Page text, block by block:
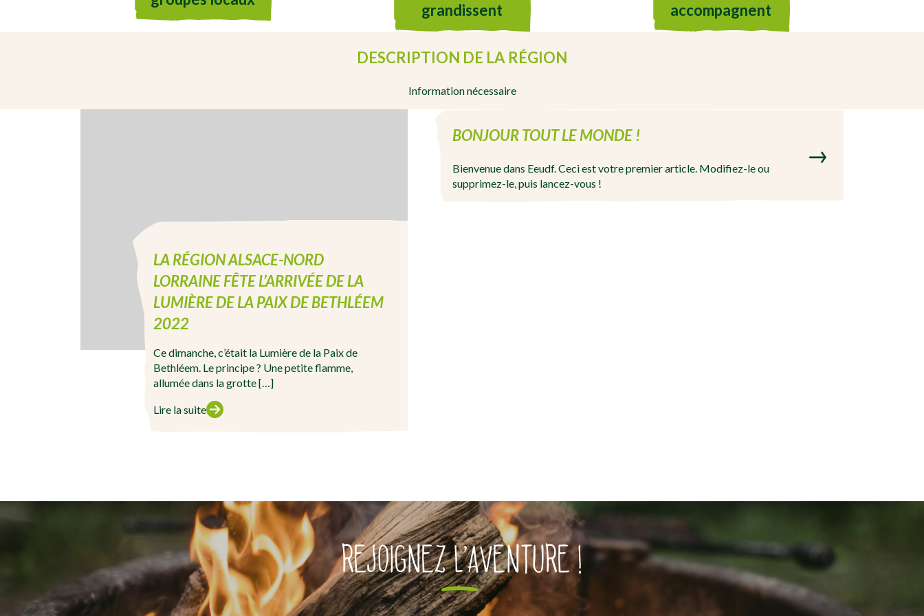
grandissent
accompagnent
DESCRIPTION DE LA RÉGION
Information nécessaire
LA RÉGION ALSACE-NORD
LORRAINE FÊTE L’ARRIVÉE DE LA
LUMIÈRE DE LA PAIX DE BETHLÉEM
2022
Ce dimanche, c’était la Lumière de la Paix de
Bethléem. Le principe ? Une petite flamme,
allumée dans la grotte […]
Lire la suite
BONJOUR TOUT LE MONDE !
Bienvenue dans Eeudf. Ceci est votre premier article. Modifiez-le ou
supprimez-le, puis lancez-vous !
REJOIGNEZ L’AVENTURE !